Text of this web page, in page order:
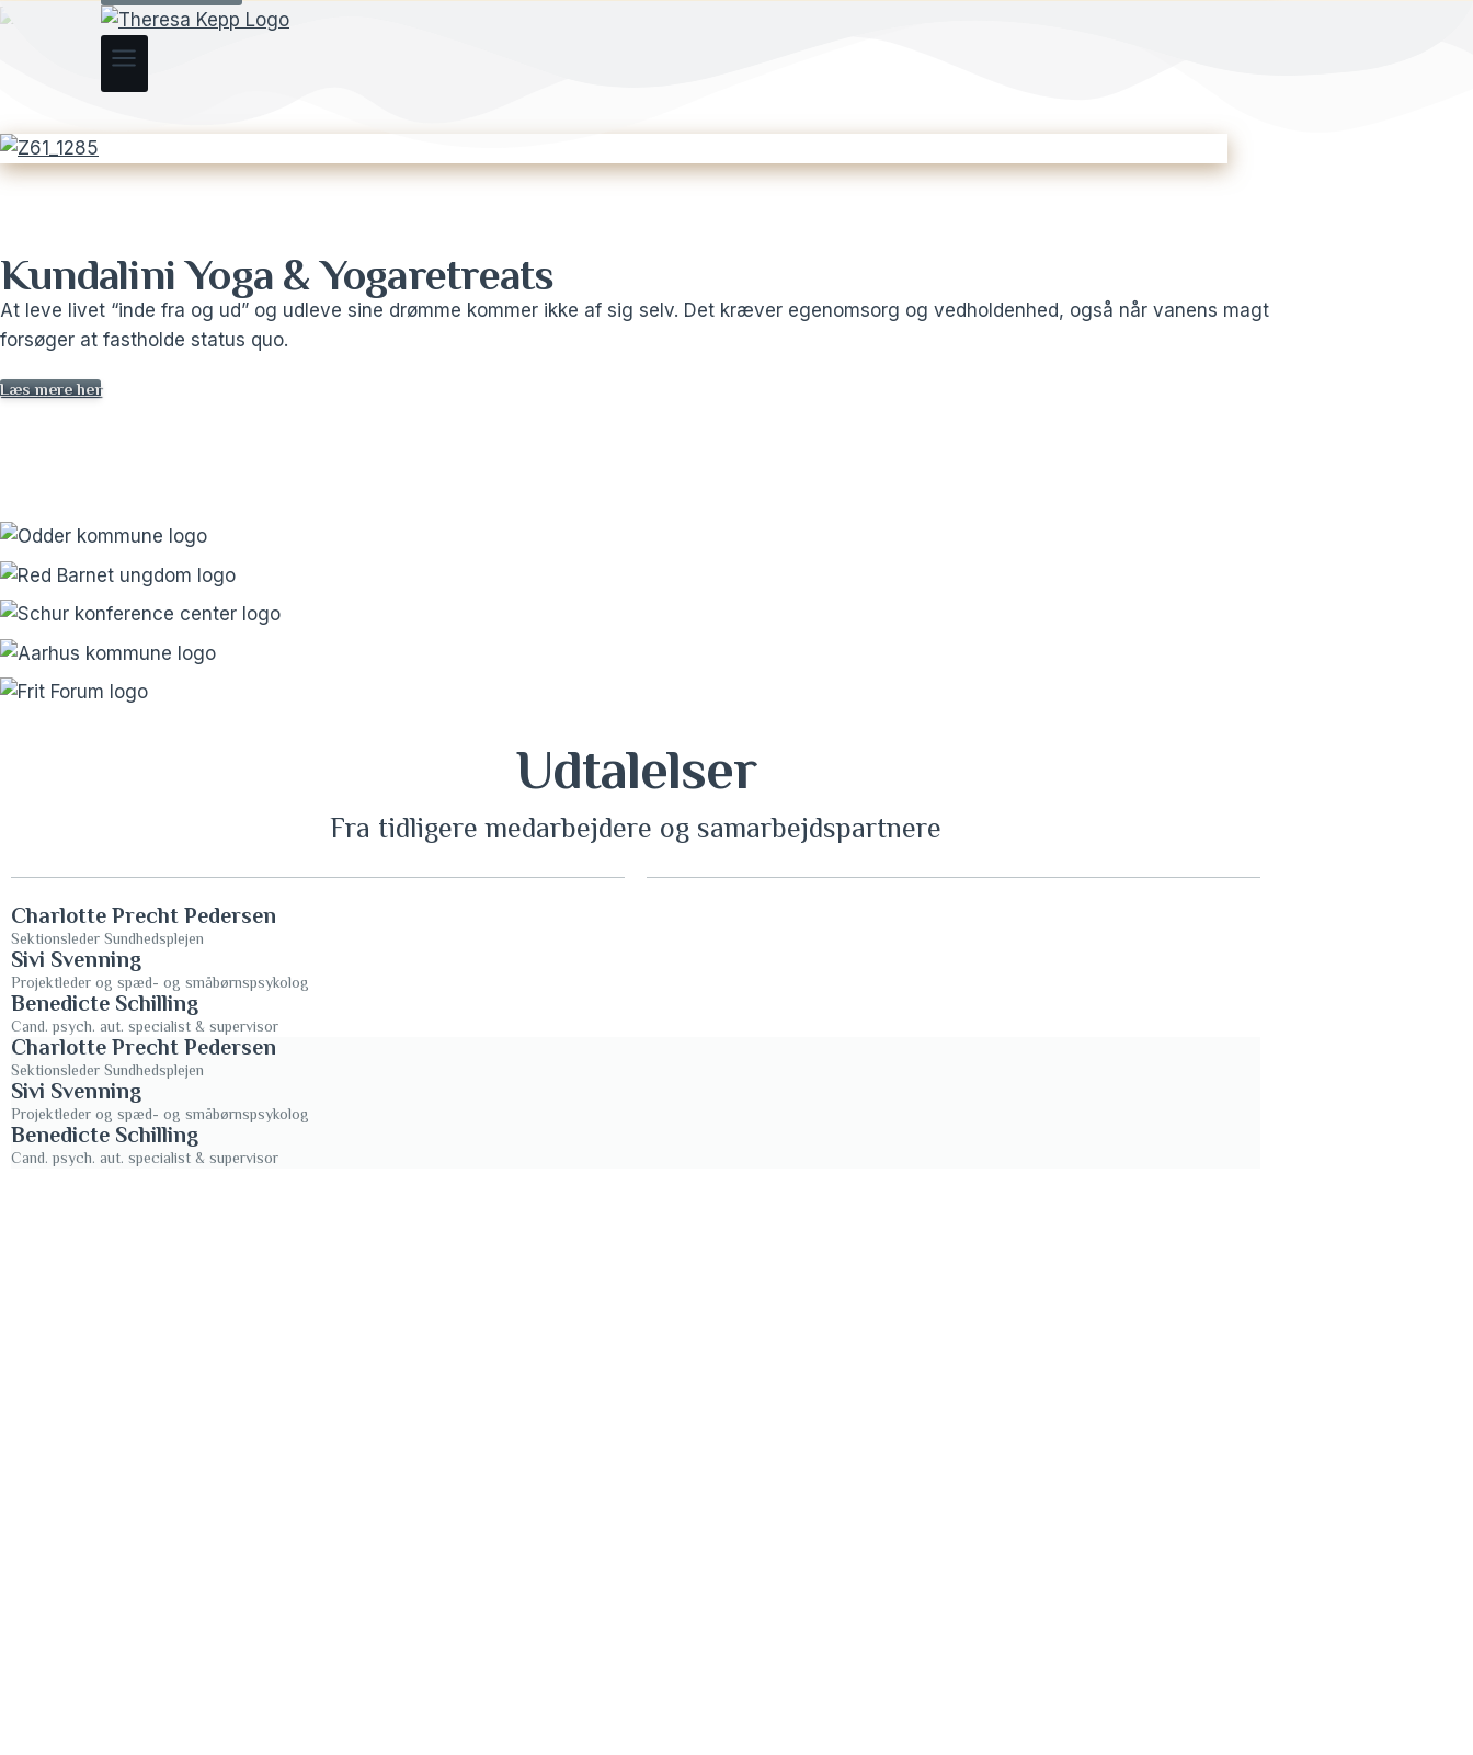
Kundalini Yoga & Yogaretreats
At leve livet “inde fra og ud” og udleve sine drømme kommer ikke af sig selv. Det kræver egenomsorg og vedholdenhed, også når vanens magt
forsøger at fastholde status quo.
Læs mere her
Udtalelser
Fra tidligere medarbejdere og samarbejdspartnere
Charlotte Precht Pedersen
Sektionsleder Sundhedsplejen
Sivi Svenning
Projektleder og spæd- og småbørnspsykolog
Benedicte Schilling
Cand. psych. aut. specialist & supervisor
Charlotte Precht Pedersen
Sektionsleder Sundhedsplejen
Sivi Svenning
Projektleder og spæd- og småbørnspsykolog
Benedicte Schilling
Cand. psych. aut. specialist & supervisor